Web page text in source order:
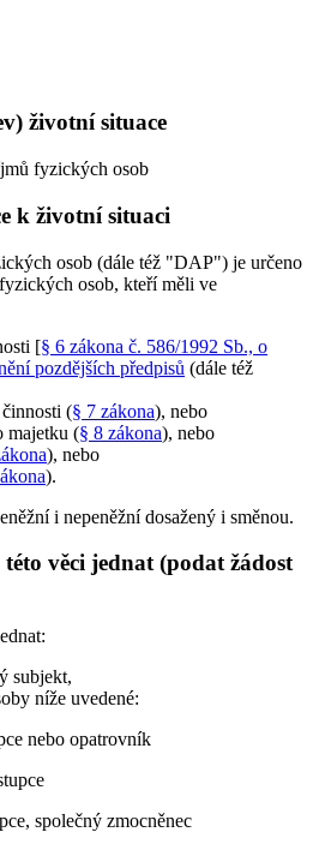
životní situace
fyzických osob
k životní situaci
osob (dále též "DAP") je určeno
osob, kteří měli ve
[§ 6 zákona č. 586/1992 Sb., o
pozdějších předpisů (dále též
(§ 7 zákona), nebo
majetku (§ 8 zákona), nebo
), nebo
).
i nepeněžní dosažený i směnou.
věci jednat (podat žádost
subjekt,
níže uvedené:
nebo opatrovník
společný zmocněnec